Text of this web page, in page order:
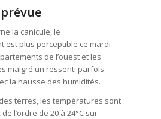
la canicule, le
est plus perceptible ce mardi
de l’ouest et les
malgré un ressenti parfois
la hausse des humidités.
terres, les températures sont
l’ordre de 20 à 24°C sur